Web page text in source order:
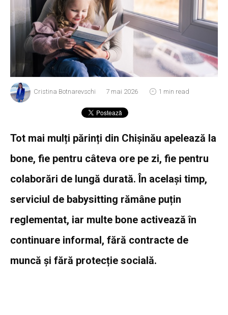
Cristina Botnarevschi 7 mai 2026 1 min read
Tot mai mulți părinți din Chișinău apelează la
bone, fie pentru câteva ore pe zi, fie pentru
colaborări de lungă durată. În același timp,
serviciul de babysitting rămâne puțin
reglementat, iar multe bone activează în
continuare informal, fără contracte de
muncă și fără protecție socială.